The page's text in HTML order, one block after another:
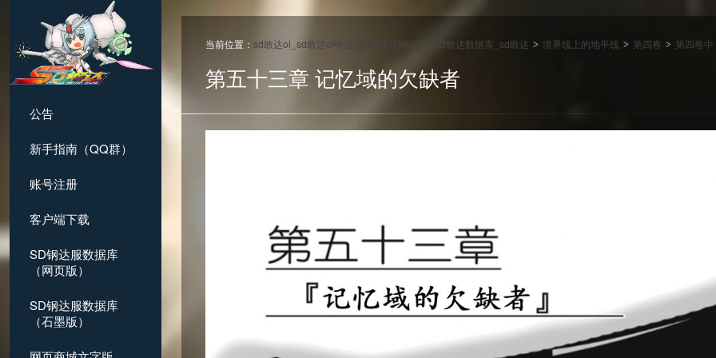
公告
新手指南（QQ群）
账号注册
客户端下载
SD钢达服数据库
（网页版）
SD钢达服数据库
（石墨版）
当前位置： sd敢达ol_sd敢达ol钢达服_sd敢达钢达服_SD敢达数据库_sd敢达 > 境界线上的地平线 > 第四卷 > 第四卷中
第五十三章 记忆域的欠缺者